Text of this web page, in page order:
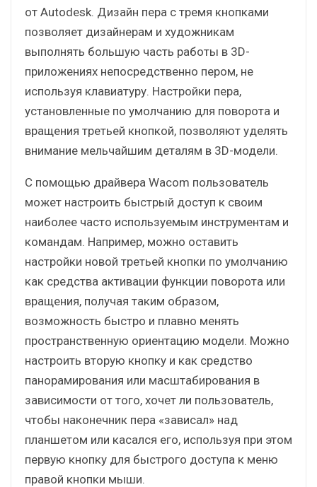
от Autodesk. Дизайн пера с тремя кнопками
позволяет дизайнерам и художникам
выполнять большую часть работы в 3D-
приложениях непосредственно пером, не
используя клавиатуру. Настройки пера,
установленные по умолчанию для поворота и
вращения третьей кнопкой, позволяют уделять
внимание мельчайшим деталям в 3D-модели.
С помощью драйвера Wacom пользователь
может настроить быстрый доступ к своим
наиболее часто используемым инструментам и
командам. Например, можно оставить
настройки новой третьей кнопки по умолчанию
как средства активации функции поворота или
вращения, получая таким образом,
возможность быстро и плавно менять
пространственную ориентацию модели. Можно
настроить вторую кнопку и как средство
панорамирования или масштабирования в
зависимости от того, хочет ли пользователь,
чтобы наконечник пера «зависал» над
планшетом или касался его, используя при этом
первую кнопку для быстрого доступа к меню
правой кнопки мыши.